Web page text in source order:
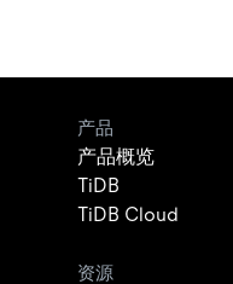
产品
产品概览
TiDB
TiDB Cloud
资源